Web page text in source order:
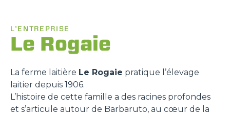
L'ENTREPRISE
Le Rogaie
La ferme laitière Le Rogaie pratique l’élevage
laitier depuis 1906.
L’histoire de cette famille a des racines profondes
et s’articule autour de Barbaruto, au cœur de la